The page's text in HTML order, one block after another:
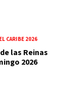
CARIBE 2026
las Reinas
2026